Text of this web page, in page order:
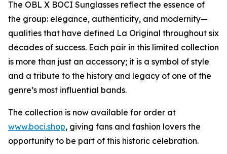
The OBL X BOCI Sunglasses reflect the essence of
the group: elegance, authenticity, and modernity—
qualities that have defined La Original throughout six
decades of success. Each pair in this limited collection
is more than just an accessory; it is a symbol of style
and a tribute to the history and legacy of one of the
genre’s most influential bands.
The collection is now available for order at
www.boci.shop, giving fans and fashion lovers the
opportunity to be part of this historic celebration.